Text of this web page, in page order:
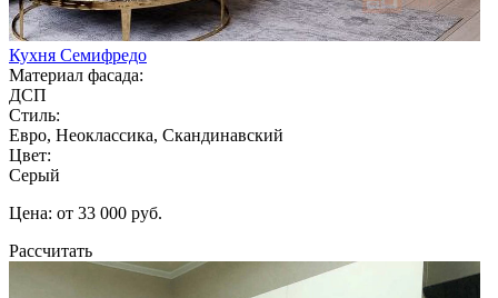
Кухня Семифредо
Материал фасада:
ДСП
Стиль:
Евро, Неоклассика, Скандинавский
Цвет:
Серый
Цена: от 33 000 руб.
Рассчитать